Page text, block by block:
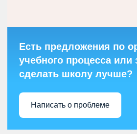
Есть предложения по
учебного процесса или
сделать школу лучше?
Написать о проблеме